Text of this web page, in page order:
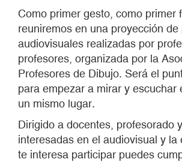
Como primer gesto, como primer
reuniremos en una proyección de
audiovisuales realizadas por
profesores, organizada por la
Profesores de Dibujo. Será el
para empezar a mirar y escuchar
un mismo lugar.
Dirigido a docentes, profesorado
interesadas en el audiovisual y la
te interesa participar puedes